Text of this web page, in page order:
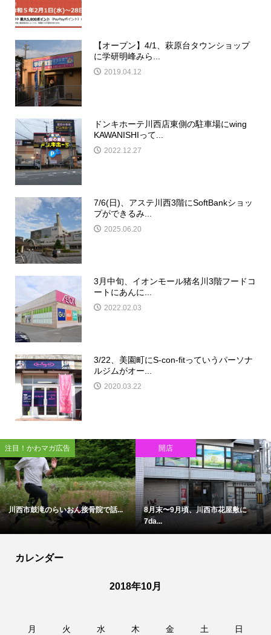
【オープン】4/1、萩原台タウンショップ
に学研明峰みら...
2019.04.12
ドンキホーテ川西店東側の駐車場にwing
KAWANISHIって...
2022.12.27
7/6(日)、アステ川西3階にSoftBankショッ
プができるみ...
2025.06.20
3月中旬、イオンモール猪名川3階フードコ
ートにあんに...
2022.02.03
3/22、美園町にS-con-fitっていうパーソナ
ルジムがオー...
2020.03.22
注目！かわマガ広告
川西市鼓滝のらいおん接骨院で話...
開店
8月末〜9月頃、川西市花屋敷に
7da...
カレンダー
2018年10月
月 火 水 木 金 土 日